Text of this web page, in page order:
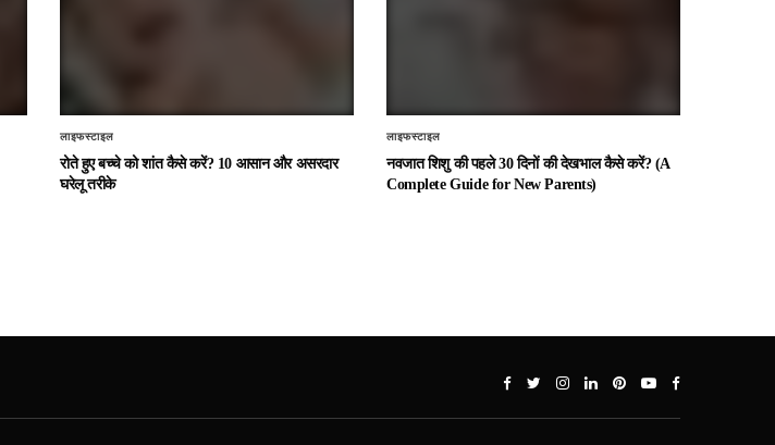
लाइफस्टाइल
रोते हुए बच्चे को शांत कैसे करें? 10 आसान और असरदार
घरेलू तरीके
लाइफस्टाइल
नवजात शिशु की पहले 30 दिनों की देखभाल कैसे करें? (A
Complete Guide for New Parents)